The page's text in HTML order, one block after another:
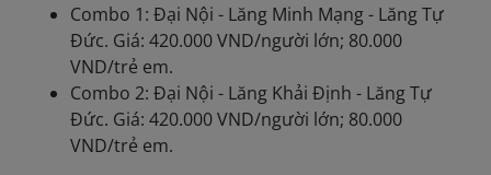
Combo 1: Đại Nội - Lăng Minh Mạng - Lăng Tự
Đức. Giá: 420.000 VND/người lớn; 80.000
VND/trẻ em.
Combo 2: Đại Nội - Lăng Khải Định - Lăng Tự
Đức. Giá: 420.000 VND/người lớn; 80.000
VND/trẻ em.